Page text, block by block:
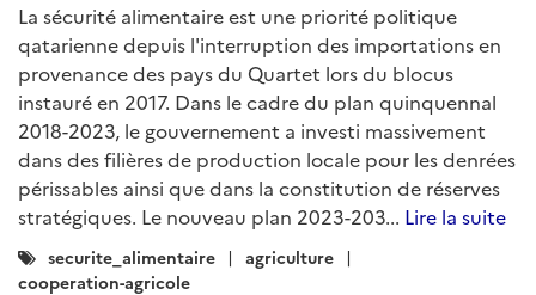
La sécurité alimentaire est une priorité politique
qatarienne depuis l'interruption des importations en
provenance des pays du Quartet lors du blocus
instauré en 2017. Dans le cadre du plan quinquennal
2018-2023, le gouvernement a investi massivement
dans des filières de production locale pour les denrées
périssables ainsi que dans la constitution de réserves
stratégiques. Le nouveau plan 2023-203... Lire la suite
Catégories
:
securite_alimentaire
agriculture
cooperation-agricole